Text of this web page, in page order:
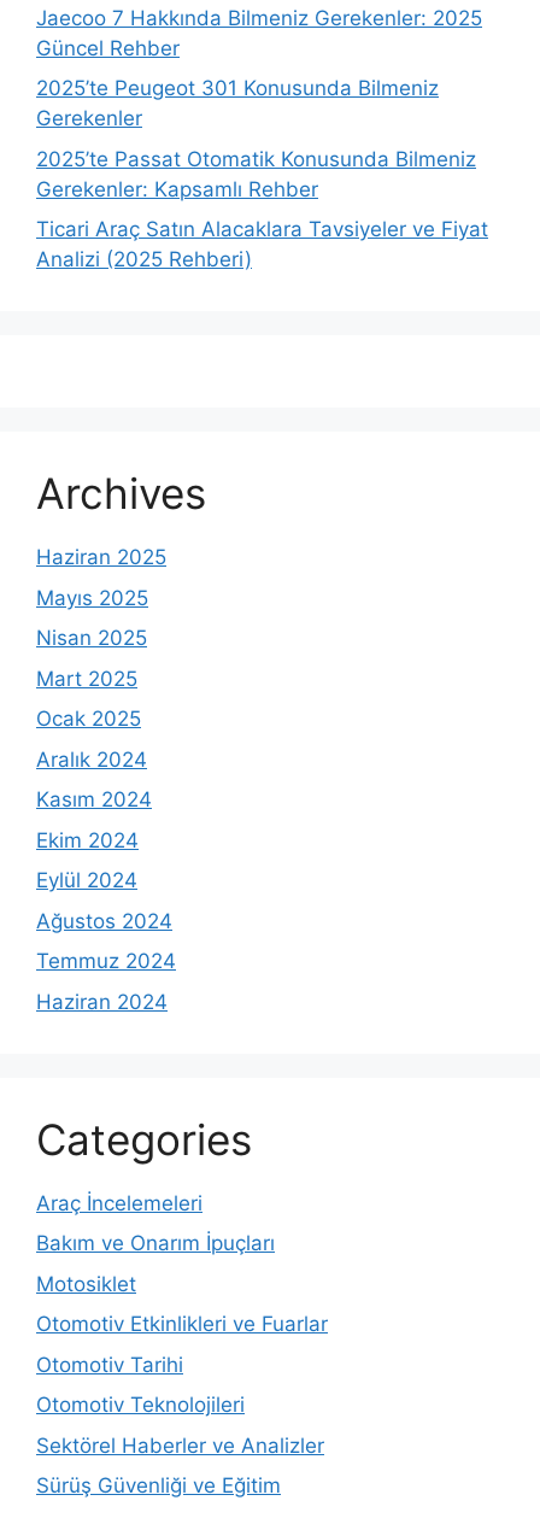
Jaecoo 7 Hakkında Bilmeniz Gerekenler: 2025
Güncel Rehber
2025’te Peugeot 301 Konusunda Bilmeniz
Gerekenler
2025’te Passat Otomatik Konusunda Bilmeniz
Gerekenler: Kapsamlı Rehber
Ticari Araç Satın Alacaklara Tavsiyeler ve Fiyat
Analizi (2025 Rehberi)
Archives
Haziran 2025
Mayıs 2025
Nisan 2025
Mart 2025
Ocak 2025
Aralık 2024
Kasım 2024
Ekim 2024
Eylül 2024
Ağustos 2024
Temmuz 2024
Haziran 2024
Categories
Araç İncelemeleri
Bakım ve Onarım İpuçları
Motosiklet
Otomotiv Etkinlikleri ve Fuarlar
Otomotiv Tarihi
Otomotiv Teknolojileri
Sektörel Haberler ve Analizler
Sürüş Güvenliği ve Eğitim